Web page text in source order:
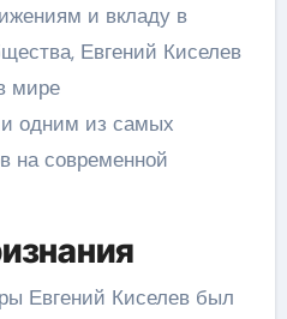
и вкладу в
Евгений Киселев
мире
одним из самых
на современной
Евгений Киселев был